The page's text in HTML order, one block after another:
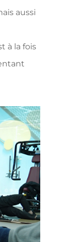
aussi
à la fois